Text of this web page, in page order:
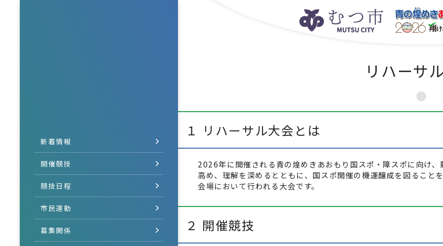
新着情報
開催競技
競技日程
市民運動
募集関係
リハーサ
１ リハーサル大会とは
2026年に開催される青の煌めきあおもり国スポ・障スポに向け
高め、理解を深めるとともに、国スポ開催の機運醸成を図るこ
会場において行われる大会です。
２ 開催競技